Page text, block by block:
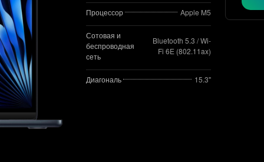
Процессор Apple M5
Сотовая и
беспроводная
сеть
Bluetooth 5.3 / Wi-
Fi 6E (802.11ax)
Диагональ 15.3"